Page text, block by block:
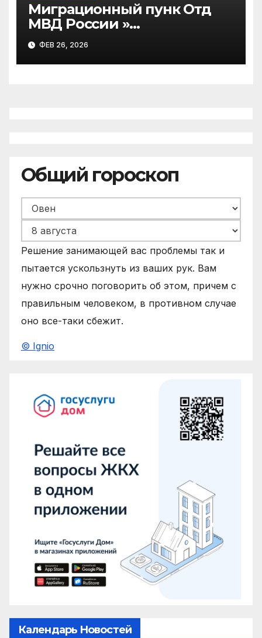
Миграционный пунк Отд
МВД России »
Виноградовское»
информирует
ФЕВ 26, 2026
Общий гороскоп
Решение занимающей вас проблемы так и
пытается ускользнуть из ваших рук. Вам
нужно срочно поговорить об этом, причем с
правильным человеком, в противном случае
оно все-таки сбежит.
© Ignio
Календарь Новостей